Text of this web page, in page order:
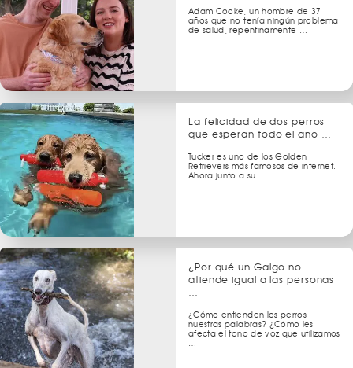
Adam Cooke, un hombre de 37
años que no tenía ningún problema
de salud, repentinamente …
La felicidad de dos perros
que esperan todo el año …
Tucker es uno de los Golden
Retrievers más famosos de internet.
Ahora junto a su …
¿Por qué un Galgo no
atiende igual a las personas
…
¿Cómo entienden los perros
nuestras palabras? ¿Cómo les
afecta el tono de voz que utilizamos
…